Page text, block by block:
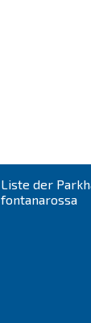
Liste der
fontanarossa